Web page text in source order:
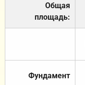
Общая
площадь:
Фундамент